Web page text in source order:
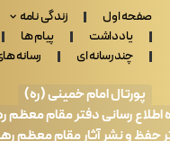
اول زندگی نامه
پیام ها عکس
ای
رسانه های دیگر
امام خمینی (ره)
رسانی دفتر مقام معظم رهبری
آثار مقام معظم رهبری